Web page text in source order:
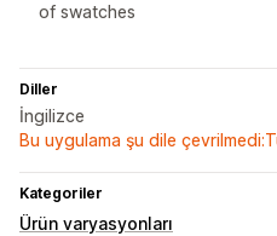
of swatches
Diller
İngilizce
Bu uygulama şu dile
Kategoriler
Ürün varyasyonları